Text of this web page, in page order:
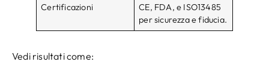
Certificazioni
CE, FDA, e ISO13485
per sicurezza e fiducia.
Vedi risultati come: